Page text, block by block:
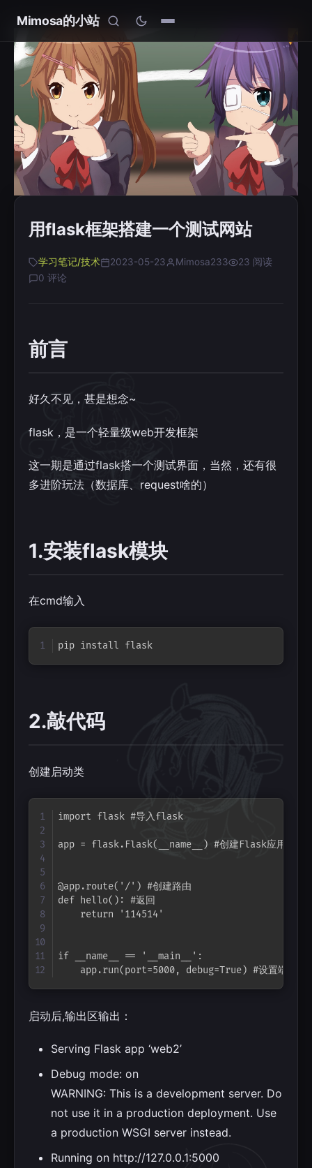
Mimosa的小站
用flask框架搭建一个测试网站
学习笔记/技术 2023-05-23 Mimosa233
23 阅读
0 评论
前言
好久不见，甚是想念~
flask，是一个轻量级web开发框架
这一期是通过flask搭一个测试界面，当然，还有很
多进阶玩法（数据库、request啥的）
1.安装flask模块
在cmd输入
pip install flask
2.敲代码
创建启动类
import flask #导入flask
app = flask.Flask(__name__) #创建Flask应用
@app.route('/') #创建路由
def hello(): #返回
    return '114514'
if __name__ == '__main__':
app.run(port=5000, debug=True) #设置端口为
启动后,输出区输出：
Serving Flask app ‘web2’
Debug mode: on
WARNING: This is a development server. Do
not use it in a production deployment. Use
a production WSGI server instead.
Running on http://127.0.0.1:5000